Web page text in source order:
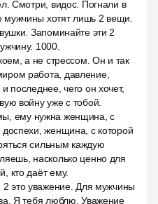
Смотри, видос. Погнали в
мужчины хотят лишь 2 вещи.
Запоминайте эти 2
1000.
а не стрессом. Он и так
работа, давление,
последнее, чего он хочет,
войну уже с тобой.
ему нужна женщина, с
доспехи, женщина, с которой
сильным каждую
насколько ценно для
кто даёт ему.
это уважение. Для мужчины
Я тебя люблю. Уважение